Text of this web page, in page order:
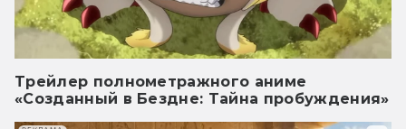
Трейлер полнометражного аниме
«Созданный в Бездне: Тайна пробуждения»